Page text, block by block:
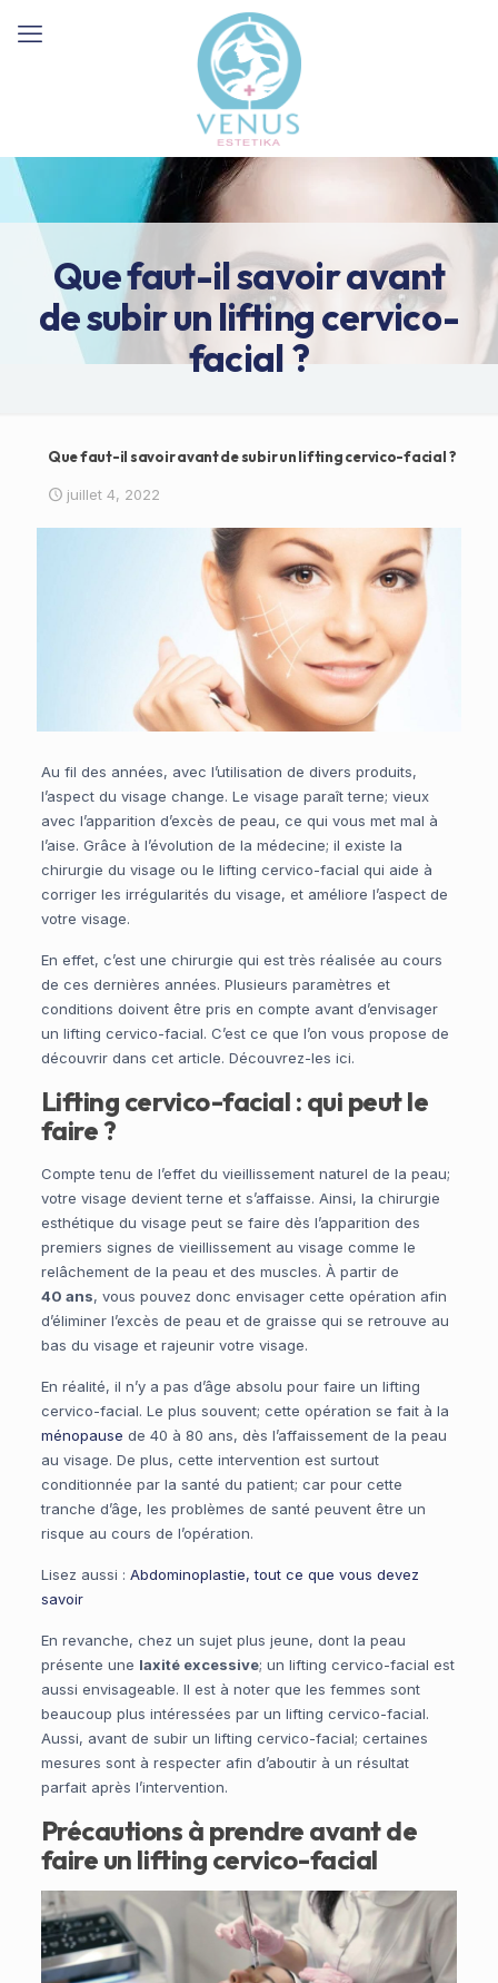
Que faut-il savoir avant
de subir un lifting cervico-
facial ?
Que faut-il savoir avant de subir un lifting cervico-facial ?
juillet 4, 2022
Au fil des années, avec l’utilisation de divers produits,
l’aspect du visage change. Le visage paraît terne; vieux
avec l’apparition d’excès de peau, ce qui vous met mal à
l’aise. Grâce à l’évolution de la médecine; il existe la
chirurgie du visage ou le lifting cervico-facial qui aide à
corriger les irrégularités du visage, et améliore l’aspect de
votre visage.
En effet, c’est une chirurgie qui est très réalisée au cours
de ces dernières années. Plusieurs paramètres et
conditions doivent être pris en compte avant d’envisager
un lifting cervico-facial. C’est ce que l’on vous propose de
découvrir dans cet article. Découvrez-les ici.
Lifting cervico-facial : qui peut le
faire ?
Compte tenu de l’effet du vieillissement naturel de la peau;
votre visage devient terne et s’affaisse. Ainsi, la chirurgie
esthétique du visage peut se faire dès l’apparition des
premiers signes de vieillissement au visage comme le
relâchement de la peau et des muscles. À partir de
40 ans, vous pouvez donc envisager cette opération afin
d’éliminer l’excès de peau et de graisse qui se retrouve au
bas du visage et rajeunir votre visage.
En réalité, il n’y a pas d’âge absolu pour faire un lifting
cervico-facial. Le plus souvent; cette opération se fait à la
ménopause de 40 à 80 ans, dès l’affaissement de la peau
au visage. De plus, cette intervention est surtout
conditionnée par la santé du patient; car pour cette
tranche d’âge, les problèmes de santé peuvent être un
risque au cours de l’opération.
Lisez aussi : Abdominoplastie, tout ce que vous devez
savoir
En revanche, chez un sujet plus jeune, dont la peau
présente une laxité excessive; un lifting cervico-facial est
aussi envisageable. Il est à noter que les femmes sont
beaucoup plus intéressées par un lifting cervico-facial.
Aussi, avant de subir un lifting cervico-facial; certaines
mesures sont à respecter afin d’aboutir à un résultat
parfait après l’intervention.
Précautions à prendre avant de
faire un lifting cervico-facial